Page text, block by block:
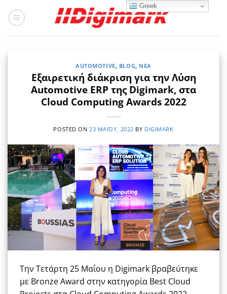
στο
AUTOMOTIVE, BLOG, ΝΈΑ
Εξαιρετική διάκριση για την Λύση
Automotive ERP της Digimark, στα
Cloud Computing Awards 2022
POSTED ON 23 ΜΑΪ́ΟΥ, 2022 BY DIGIMARK
Την Τετάρτη 25 Μαΐου η Digimark βραβεύτηκε
με Bronze Award στην κατηγορία Best Cloud
Greek